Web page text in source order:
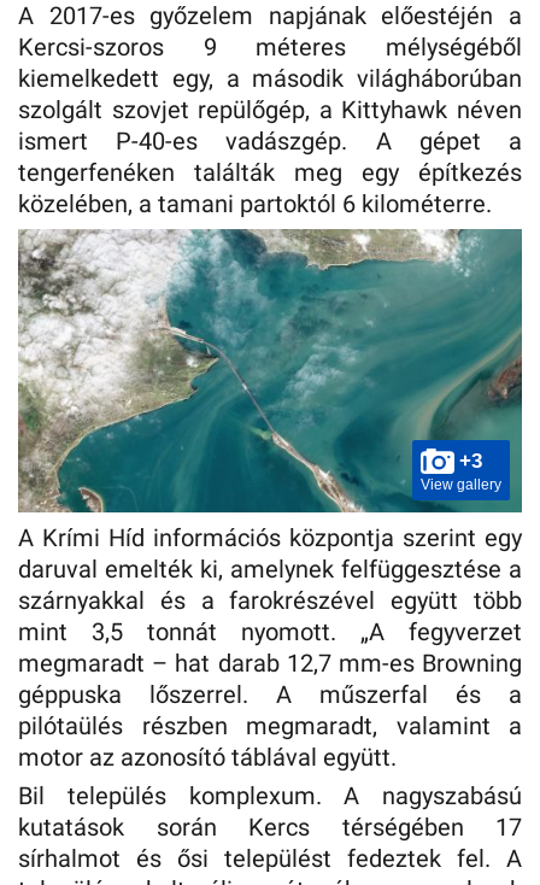
A 2017-es győzelem napjának előestéjén a
Kercsi-szoros 9 méteres mélységéből
kiemelkedett egy, a második világháborúban
szolgált szovjet repülőgép, a Kittyhawk néven
ismert P-40-es vadászgép. A gépet a
tengerfenéken találták meg egy építkezés
közelében, a tamani partoktól 6 kilométerre.
+3
View gallery
A Krími Híd információs központja szerint egy
daruval emelték ki, amelynek felfüggesztése a
szárnyakkal és a farokrészével együtt több
mint 3,5 tonnát nyomott. „A fegyverzet
megmaradt – hat darab 12,7 mm-es Browning
géppuska lőszerrel. A műszerfal és a
pilótaülés részben megmaradt, valamint a
motor az azonosító táblával együtt.
Bil település komplexum. A nagyszabású
kutatások során Kercs térségében 17
sírhalmot és ősi települést fedeztek fel. A